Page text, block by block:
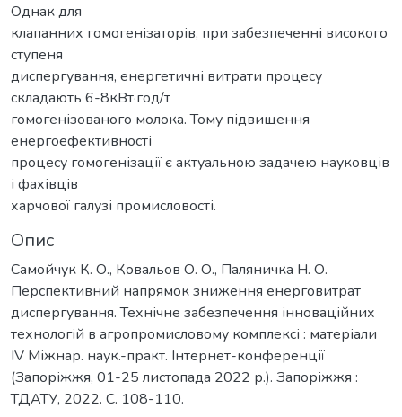
Однак для
клапанних гомогенізаторів, при забезпеченні високого
ступеня
диспергування, енергетичні витрати процесу
складають 6-8кВт·год/т
гомогенізованого молока. Тому підвищення
енергоефективності
процесу гомогенізації є актуальною задачею науковців
і фахівців
харчової галузі промисловості.
Опис
Самойчук К. О., Ковальов О. О., Паляничка Н. О.
Перспективний напрямок зниження енерговитрат
диспергування. Технічне забезпечення інноваційних
технологій в агропромисловому комплексі : матеріали
IV Міжнар. наук.-практ. Інтернет-конференції
(Запоріжжя, 01-25 листопада 2022 р.). Запоріжжя :
ТДАТУ, 2022. С. 108-110.